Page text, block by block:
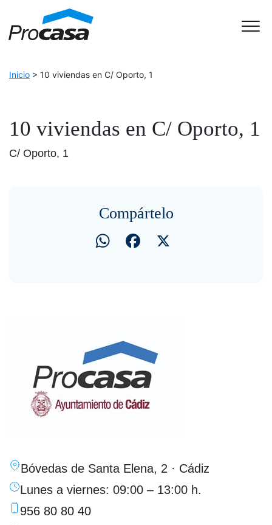
Main Navigation
Inicio > 10 viviendas en C/ Oporto, 1
10 viviendas en C/ Oporto, 1
C/ Oporto, 1
Compártelo
WhatsAppFacebook
Bóvedas de Santa Elena, 2 · Cádiz
Lunes a viernes: 09:00 – 13:00 h.
956 80 80 40